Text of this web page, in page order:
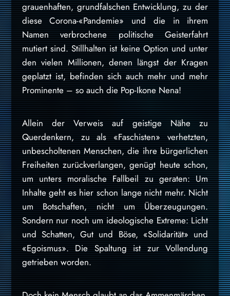
grauenhaften, grundfalschen Entwicklung, zu der
diese Corona-«Pandemie» und die in ihrem
Namen verbrochene politische Geisterfahrt
mutiert sind. Stillhalten ist keine Option und unter
den vielen Millionen, denen längst der Kragen
geplatzt ist, befinden sich auch mehr und mehr
Prominente – so auch die Pop-Ikone Nena!
Allein der Verweis auf geistige Nähe zu
Querdenkern, zu als «Faschisten» verhetzten,
unbescholtenen Menschen, die ihre bürgerlichen
Freiheiten zurückverlangen, genügt heute schon,
um unters moralische Fallbeil zu geraten: Um
Inhalte geht es hier schon lange nicht mehr. Nicht
um Botschaften, nicht um Überzeugungen.
Sondern nur noch um ideologische Extreme: Licht
und Schatten, Gut und Böse, «Solidarität» und
«Egoismus». Die Spaltung ist zur Vollendung
getrieben worden.